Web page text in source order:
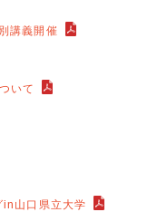
講義開催
いて
in山口県立大学